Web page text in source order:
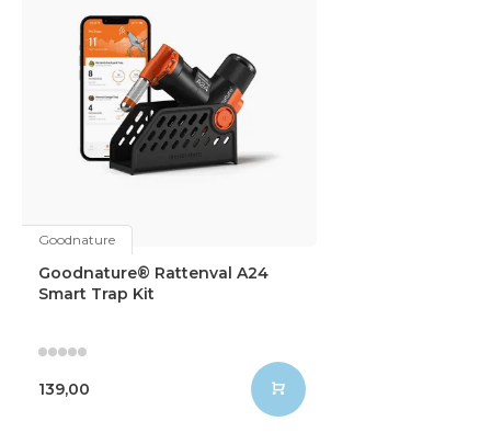
Goodnature
Goodnature® Rattenval A24
Smart Trap Kit
139,00